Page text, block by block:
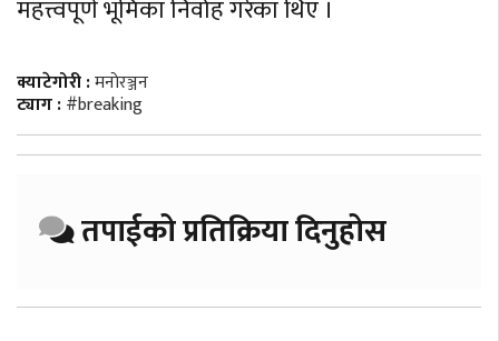
महत्त्वपूर्ण भूमिका निर्वाह गरेका थिए ।
क्याटेगोरी :मनाेरञ्जन
ट्याग :#breaking
तपाईको प्रतिक्रिया दिनुहोस